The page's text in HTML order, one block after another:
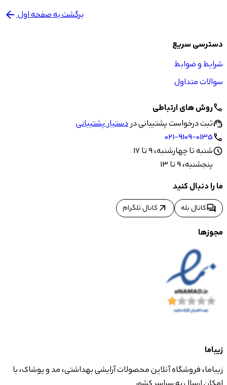
arrow_back برگشت به صفحه اول
دسترسی سریع
شرایط و ضوابط
سوالات متداول
callروش های ارتباطی
support_agentثبت درخواست پشتیبانی دردستیار پشتیبانی
call
021-9109-0135
scheduleشنبه تا چهارشنبه، 9 تا 17
پنجشنبه، 9 تا 13
ما را دنبال کنید
forumکانال بله arrow_outward کانال تلگرام
مجوزها
زیباما
زیباما، فروشگاه آنلاین محصولات آرایشی بهداشتی، مد و پوشاک، با